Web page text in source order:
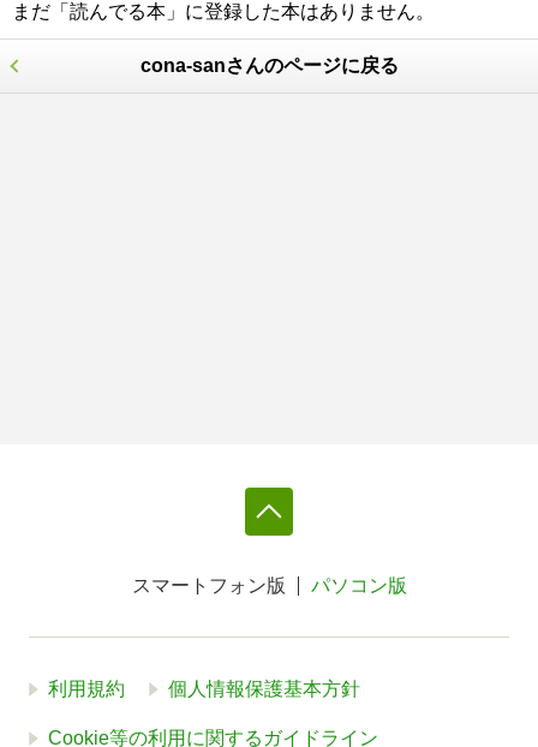
まだ「読んでる本」に登録した本はありません。
cona-sanさんのページに戻る
スマートフォン版 パソコン版
利用規約 個人情報保護基本方針
Cookie等の利用に関するガイドライン